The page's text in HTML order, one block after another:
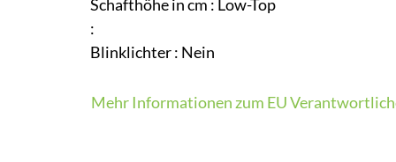
Schafthöhe in cm : Low-Top
:
Blinklichter: Nein
Mehr Informationen zum EU